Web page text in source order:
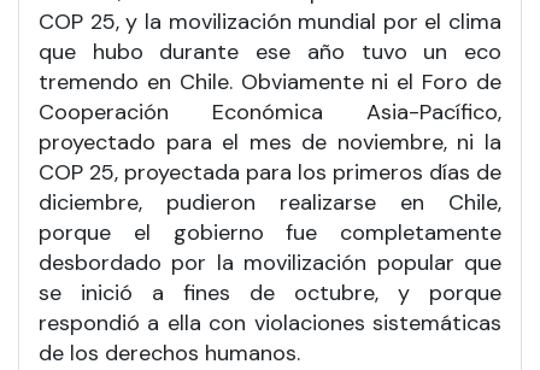
COP 25, y la movilización mundial por el clima
que hubo durante ese año tuvo un eco
tremendo en Chile. Obviamente ni el Foro de
Cooperación Económica Asia-Pacífico,
proyectado para el mes de noviembre, ni la
COP 25, proyectada para los primeros días de
diciembre, pudieron realizarse en Chile,
porque el gobierno fue completamente
desbordado por la movilización popular que
se inició a fines de octubre, y porque
respondió a ella con violaciones sistemáticas
de los derechos humanos.